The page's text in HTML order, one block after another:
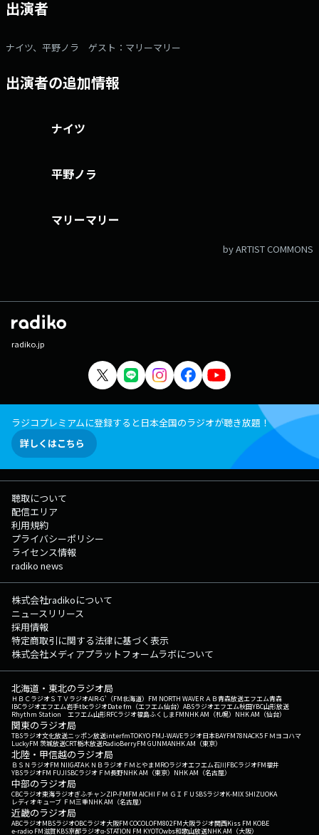
来するとアドバイスされた平野ノラさんのように、 「もしかしてモテキ
ー」“笑い”にこだわってお届けします！ パーソナリティは月曜～木曜は
ナイツ、パートナーには平野ノラ(月)、相席スタート山﨑ケイ(火)、メイプ
は中川家、パートナーはニッポン放送アナウンサー東島衣里が担当！そし
シュタグは「#ナイツラジオショー」twitterアカウントは
「@The_RadioShow」
出演者
ナイツ、平野ノラ ゲスト：マリーマリー
出演者の追加情報
ナイツ
平野ノラ
マリーマリー
by ARTIST COMMONS
radiko.jp
ラジコプレミアムに登録すると日本全国のラジオが聴き放題！
詳しくはこちら
聴取について
配信エリア
利用規約
プライバシーポリシー
ライセンス情報
radiko news
株式会社radikoについて
ニュースリリース
採用情報
特定商取引に関する法律に基づく表示
株式会社メディアプラットフォームラボについて
北海道・東北のラジオ局
ＨＢＣラジオＳＴＶラジオAIR-G'（FM北海道） FM NORTH WAVEＲＡＢ青森放送エフエム青森
IBCラジオエフエム岩手tbcラジオDate fm（エフエム仙台） ABSラジオエフエム秋田YBC山形放送
Rhythm Station エフエム山形RFCラジオ福島ふくしまFMNHK AM（札幌） NHK AM（仙台）
関東のラジオ局
TBSラジオ文化放送ニッポン放送interfmTOKYO FMJ-WAVEラジオ日本BAYFM78NACK5 ＦＭヨコハマ
LuckyFM 茨城放送CRT栃木放送RadioBerryFM GUNMANHK AM（東京）
北陸・甲信越のラジオ局
ＢＳＮラジオFM NIIGATAＫＮＢラジオ ＦＭとやまMROラジオエフエム石川FBCラジオFM福井
YBSラジオFM FUJISBCラジオ ＦＭ長野NHK AM（東京） NHK AM（名古屋）
中部のラジオ局
CBCラジオ東海ラジオぎふチャンZIP-FMFM AICHI ＦＭ ＧＩＦＵ SBSラジオK-MIX SHIZUOKA
レディオキューブ ＦＭ三重NHK AM（名古屋）
近畿のラジオ局
ABCラジオMBSラジオOBCラジオ大阪FM COCOLOFM802FM大阪ラジオ関西Kiss FM KOBE
e-radio FM滋賀KBS京都ラジオα-STATION FM KYOTOwbs和歌山放送NHK AM（大阪）